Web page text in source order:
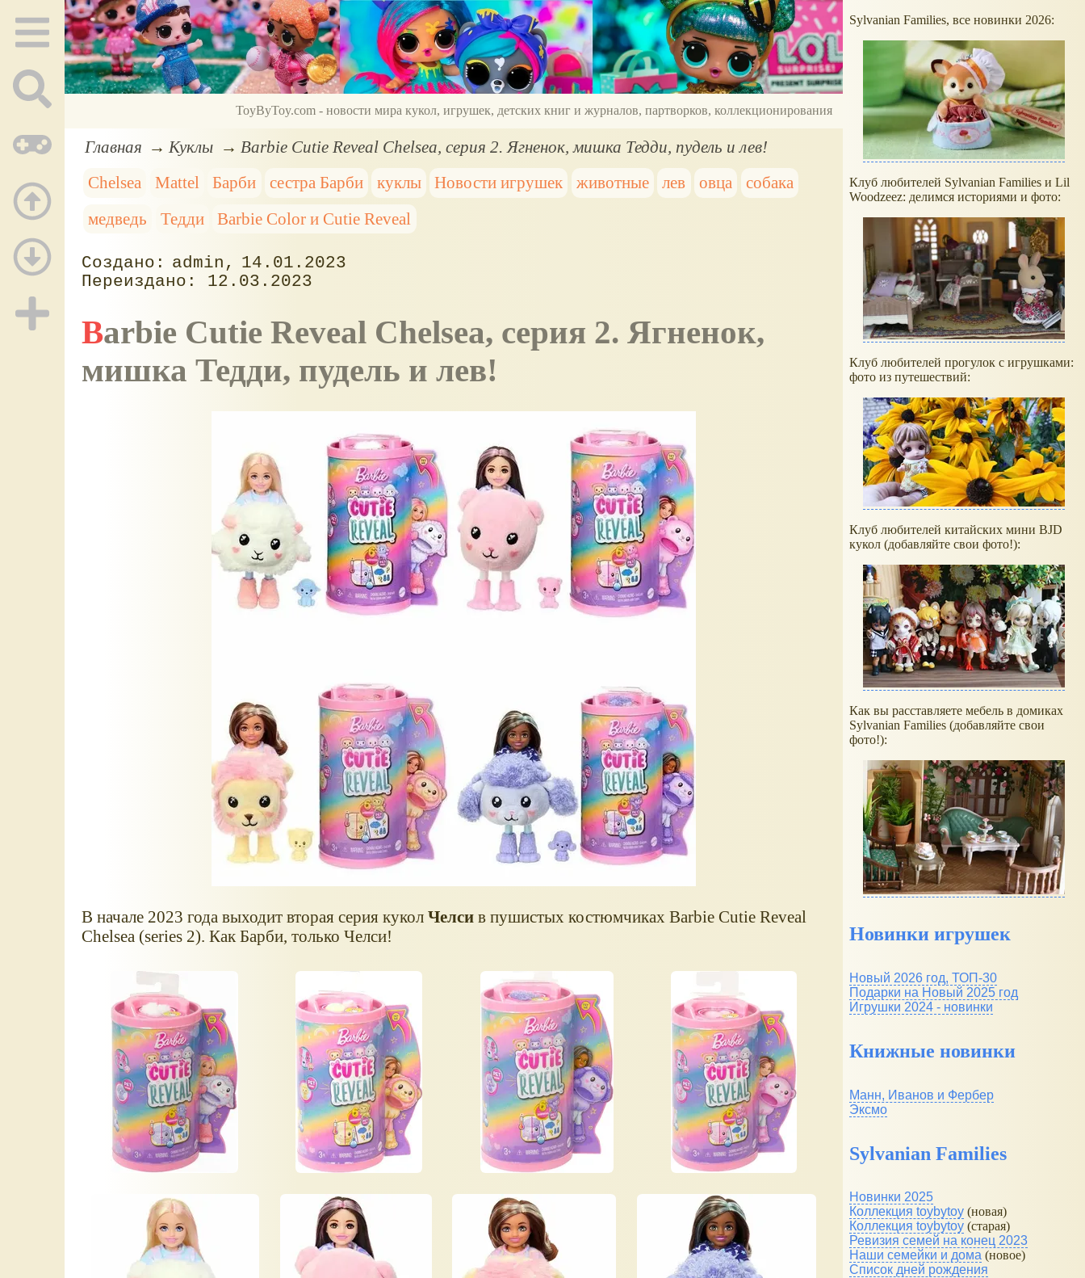
ToyByToy.com - новости мира кукол, игрушек, детских книг и журналов, партворков, коллекционирования
Главная Куклы
Barbie Cutie Reveal Chelsea, серия 2. Ягненок, мишка Тедди, пудель и лев!
Chelsea
Mattel Барби сестра Барби куклы Новости игрушек животные лев овца
собака
медведь
Тедди Barbie Color и Cutie Reveal
admin
14.01.2023
12.03.2023
Barbie Cutie Reveal Chelsea, серия 2. Ягненок,
мишка Тедди, пудель и лев!
В начале 2023 года выходит вторая серия кукол Челси в пушистых костюмчиках Barbie Cutie Reveal
Chelsea (series 2). Как Барби, только Челси!
Sylvanian Families, все новинки 2026:
Клуб любителей Sylvanian Families и Lil
Woodzeez: делимся историями и фото:
Клуб любителей прогулок с игрушками:
фото из путешествий:
Клуб любителей китайских мини BJD
кукол (добавляйте свои фото!):
Как вы расставляете мебель в домиках
Sylvanian Families (добавляйте свои
фото!):
Новинки игрушек
Новый 2026 год, ТОП-30
Подарки на Новый 2025 год
Игрушки 2024 - новинки
Книжные новинки
Манн, Иванов и Фербер
Эксмо
Sylvanian Families
Новинки 2025
Коллекция toybytoy (новая)
Коллекция toybytoy (старая)
Ревизия семей на конец 2023
Наши семейки и дома (новое)
Список дней рождения